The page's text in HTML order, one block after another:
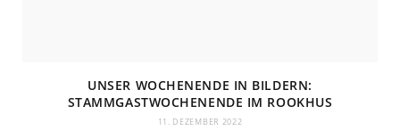
UNSER WOCHENENDE IN BILDERN:
STAMMGASTWOCHENENDE IM ROOKHUS
11. DEZEMBER 2022